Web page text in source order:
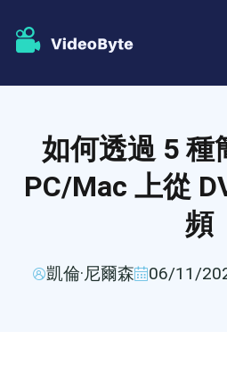
BD-DVD 開膛手
藍光播放器
店鋪
支援
如何透過 5 種
PC/Mac 上從
頻
凱倫·尼爾森 06/11/